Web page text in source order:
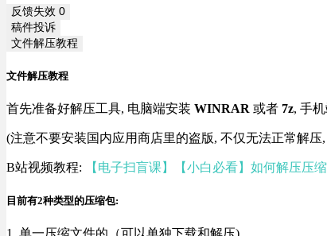
反馈失效 0
稿件投诉
文件解压教程
文件解压教程
首先准备好解压工具, 电脑端安装 WINRAR 或者 7z, 手
(注意不要安装国内应用商店里的盗版, 不仅无法正常解压
B站视频教程: 【电子扫盲课】【小白必看】如何解压压
目前有2种类型的压缩包: